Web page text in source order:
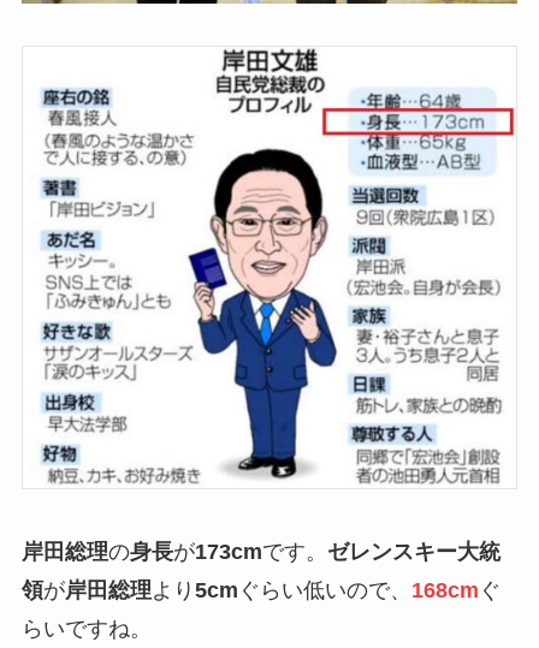
岸田総理の身長が173cmです。 ゼレンスキー大統
領が岸田総理より 5cm ぐらい低いので、 168cm ぐ
らいですね。